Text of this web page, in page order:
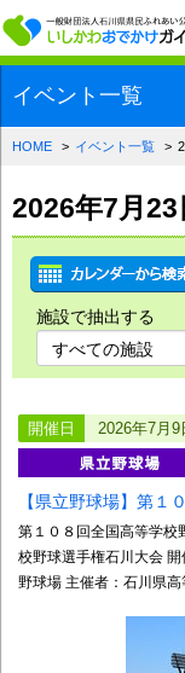
イベント一覧
HOME イベント一覧
2026年7月
施設で抽出する
開催日 2026年7月9
【県立野球場】第１
第１０８回全国高等学
校野球選手権石川大会
野球場 主催者：石川県